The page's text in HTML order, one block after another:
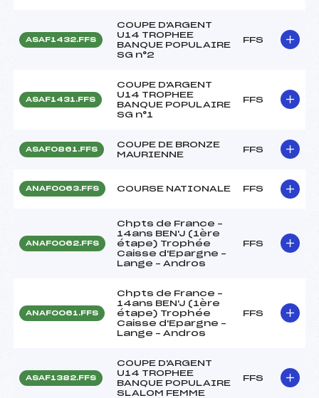
ASAF1432.FFS
COUPE D'ARGENT
U14 TROPHEE
BANQUE POPULAIRE
SG n°2
FFS
ASAF1431.FFS
COUPE D'ARGENT
U14 TROPHEE
BANQUE POPULAIRE
SG n°1
FFS
ASAF0861.FFS
COUPE DE BRONZE
MAURIENNE
FFS
ANAF0063.FFS COURSE NATIONALE FFS
ANAF0062.FFS
Chpts de France –
14ans BEN'J (1ère
étape) Trophée
Caisse d'Epargne –
Lange – Andros
FFS
ANAF0061.FFS
Chpts de France –
14ans BEN'J (1ère
étape) Trophée
Caisse d'Epargne –
Lange – Andros
FFS
ASAF1382.FFS
COUPE D'ARGENT
U14 TROPHEE
BANQUE POPULAIRE
SLALOM FEMME
FFS